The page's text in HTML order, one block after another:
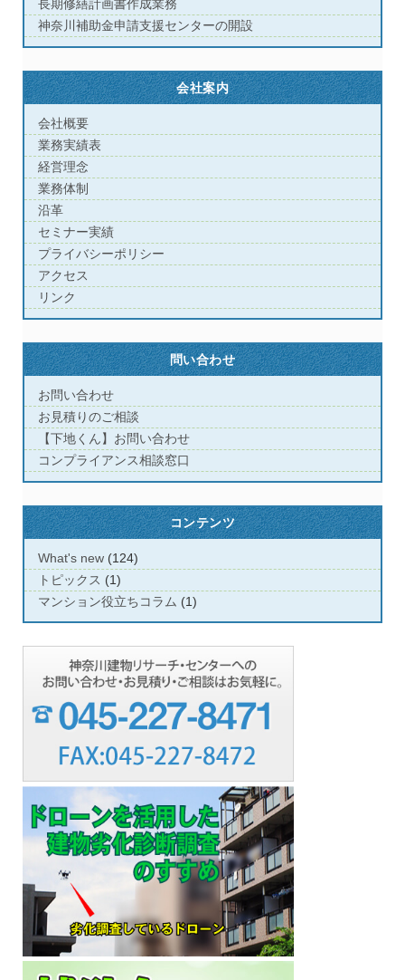
長期修繕計画書作成業務
神奈川補助金申請支援センターの開設
会社案内
会社概要
業務実績表
経営理念
業務体制
沿革
セミナー実績
プライバシーポリシー
アクセス
リンク
問い合わせ
お問い合わせ
お見積りのご相談
【下地くん】お問い合わせ
コンプライアンス相談窓口
コンテンツ
What's new (124)
トピックス (1)
マンション役立ちコラム (1)